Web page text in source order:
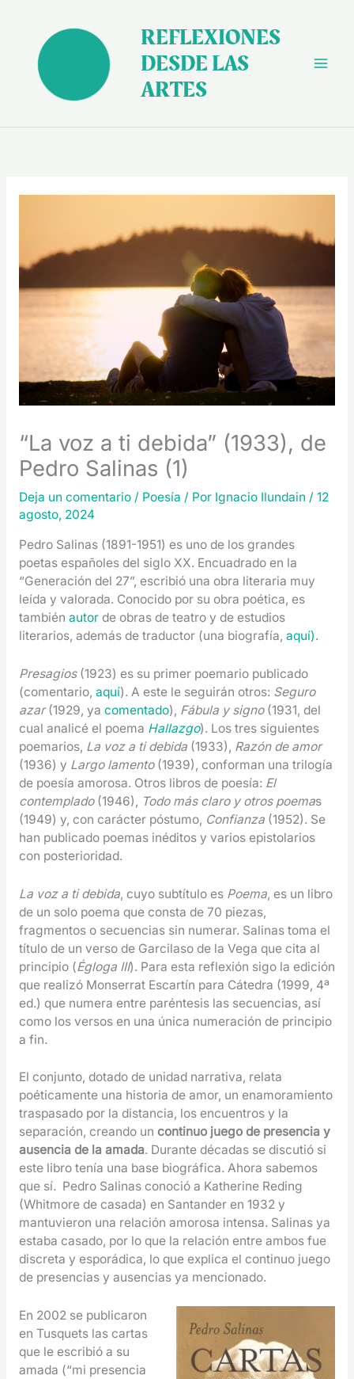
contenido
REFLEXIONES
DESDE LAS
ARTES
“La voz a ti debida” (1933), de
Pedro Salinas (1)
Deja un comentario / Poesía / Por Ignacio Ilundain / 12
agosto, 2024
Pedro Salinas (1891-1951) es uno de los grandes
poetas españoles del siglo XX. Encuadrado en la
“Generación del 27”, escribió una obra literaria muy
leída y valorada. Conocido por su obra poética, es
también autor de obras de teatro y de estudios
literarios, además de traductor (una biografía, aquí).
Presagios (1923) es su primer poemario publicado
(comentario, aquí). A este le seguirán otros: Seguro
azar(1929, ya comentado), Fábula y signo(1931, del
cual analicé el poema Hallazgo). Los tres siguientes
poemarios, La voz a ti debida(1933), Razón de amor
(1936) y Largo lamento(1939), conforman una trilogía
de poesía amorosa. Otros libros de poesía: El
contemplado(1946), Todo más claro y otros poemas
(1949) y, con carácter póstumo, Confianza (1952). Se
han publicado poemas inéditos y varios epistolarios
con posterioridad.
La voz a ti debida, cuyo subtítulo es Poema, es un libro
de un solo poema que consta de 70 piezas,
fragmentos o secuencias sin numerar. Salinas toma el
título de un verso de Garcilaso de la Vega que cita al
principio (Égloga III). Para esta reflexión sigo la edición
que realizó Monserrat Escartín para Cátedra (1999, 4ª
ed.) que numera entre paréntesis las secuencias, así
como los versos en una única numeración de principio
a fin.
El conjunto, dotado de unidad narrativa, relata
poéticamente una historia de amor, un enamoramiento
traspasado por la distancia, los encuentros y la
separación, creando un continuo juego de presencia y
ausencia de la amada. Durante décadas se discutió si
este libro tenía una base biográfica. Ahora sabemos
que sí. Pedro Salinas conoció a Katherine Reding
(Whitmore de casada) en Santander en 1932 y
mantuvieron una relación amorosa intensa. Salinas ya
estaba casado, por lo que la relación entre ambos fue
discreta y esporádica, lo que explica el continuo juego
de presencias y ausencias ya mencionado.
En 2002 se publicaron
en Tusquets las cartas
que le escribió a su
amada (“mi presencia